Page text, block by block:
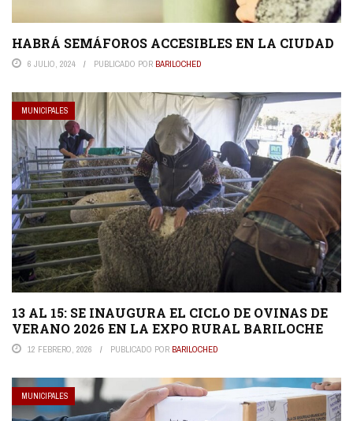
HABRÁ SEMÁFOROS ACCESIBLES EN LA CIUDAD
6 JULIO, 2024 PUBLICADO POR BARILOCHED
MUNICIPALES
13 AL 15: SE INAUGURA EL CICLO DE OVINAS DE
VERANO 2026 EN LA EXPO RURAL BARILOCHE
12 FEBRERO, 2026 PUBLICADO POR BARILOCHED
MUNICIPALES